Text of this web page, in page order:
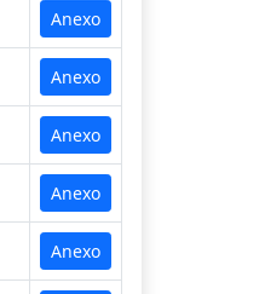
Anexo
Anexo
Anexo
Anexo
Anexo